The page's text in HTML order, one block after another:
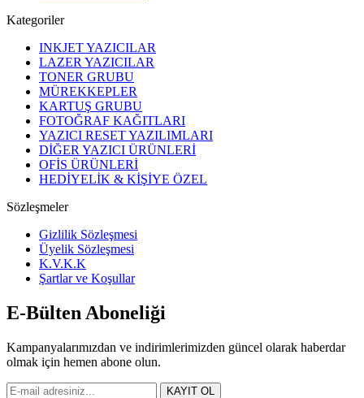
Kategoriler
INKJET YAZICILAR
LAZER YAZICILAR
TONER GRUBU
MÜREKKEPLER
KARTUŞ GRUBU
FOTOĞRAF KAĞITLARI
YAZICI RESET YAZILIMLARI
DİĞER YAZICI ÜRÜNLERİ
OFİS ÜRÜNLERİ
HEDİYELİK & KİŞİYE ÖZEL
Sözleşmeler
Gizlilik Sözleşmesi
Üyelik Sözleşmesi
K.V.K.K
Şartlar ve Koşullar
E-Bülten Aboneliği
Kampanyalarımızdan ve indirimlerimizden güncel olarak haberdar
olmak için hemen abone olun.
KAYIT OL